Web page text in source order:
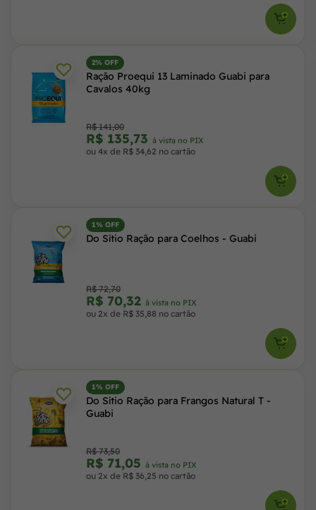
2% OFF
Ração Proequi 13 Laminado Guabi para
Cavalos 40kg
R$ 141,00
R$ 135,73 à vista no PIX
ou 4x de R$ 34,62 no cartão
1% OFF
Do Sítio Ração para Coelhos - Guabi
R$ 72,70
R$ 70,32 à vista no PIX
ou 2x de R$ 35,88 no cartão
1% OFF
Do Sítio Ração para Frangos Natural T -
Guabi
R$ 73,50
R$ 71,05 à vista no PIX
ou 2x de R$ 36,25 no cartão